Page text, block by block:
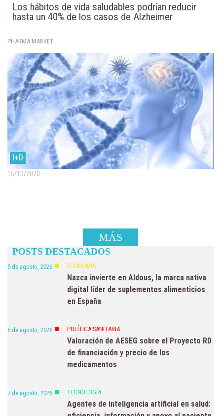
Los hábitos de vida saludables podrían reducir
hasta un 40% de los casos de Alzheimer
PHARMA MARKET
I+D
15/10/2020
MÁS
NOTICIAS
POSTS DESTACADOS
5 de agosto, 2026 ECONOMÍA
Nazca invierte en Aldous, la marca nativa
digital líder de suplementos alimenticios
en España
5 de agosto, 2026 POLÍTICA SANITARIA
Valoración de AESEG sobre el Proyecto RD
de financiación y precio de los
medicamentos
7 de agosto, 2026 TECNOLOGÍA
Agentes de inteligencia artificial en salud: